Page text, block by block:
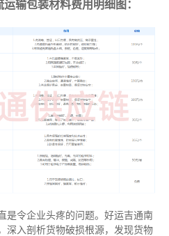
输包装材料费用明细图：
是令企业头疼的问题。好运吉通南
深入剖析货物破损根源，发现货物